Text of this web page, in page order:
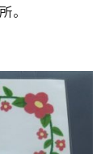
。